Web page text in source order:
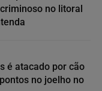
no litoral
é atacado por cão
no joelho no